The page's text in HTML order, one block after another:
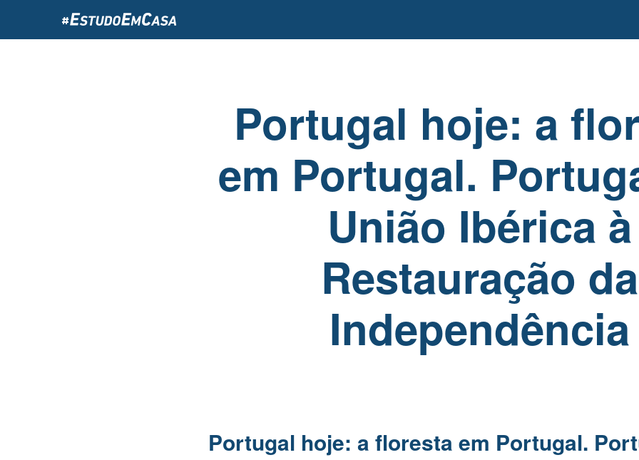
o
Portugal hoje: a
em Portugal.
União Ibérica à
Restauração da
Independência
Portugal hoje: a floresta em Portugal.